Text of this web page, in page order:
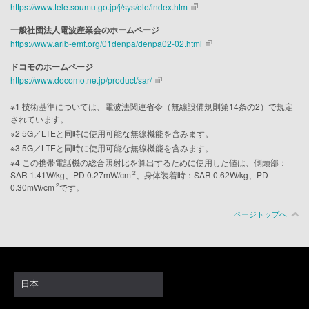
https://www.tele.soumu.go.jp/j/sys/ele/index.htm
一般社団法人電波産業会のホームページ
https://www.arib-emf.org/01denpa/denpa02-02.html
ドコモのホームページ
https://www.docomo.ne.jp/product/sar/
※1 技術基準については、電波法関連省令（無線設備規則第14条の2）で規定
されています。
※2 5G／LTEと同時に使用可能な無線機能を含みます。
※3 5G／LTEと同時に使用可能な無線機能を含みます。
※4 この携帯電話機の総合照射比を算出するために使用した値は、側頭部：
SAR 1.41W/kg、PD 0.27mW/cm 2
、身体装着時：SAR 0.62W/kg、PD
0.30mW/cm 2です。
ページトップへ
日本